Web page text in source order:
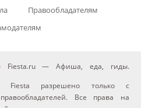
Правообладателям
Fiesta.ru — Афиша, еда, гиды.
Fiesta разрешено только с
Все права на